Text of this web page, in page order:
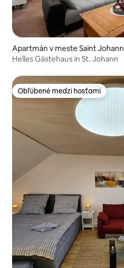
Apartmán v meste Saint Johann
Helles Gästehaus in St. Johann
Obľúbené medzi hosťami
Obľúbené medzi hosťami